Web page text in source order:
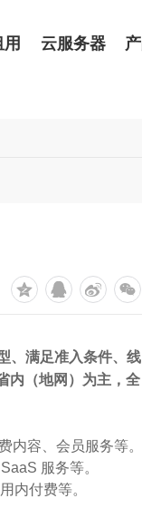
云服务器
、满足准入条件、线
内（地网） 为主，全
内容、会员服务等。
服务等。
内付费等。